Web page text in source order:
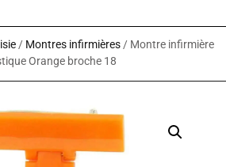
/ Montres infirmières / Montre infirmière
Orange broche 18